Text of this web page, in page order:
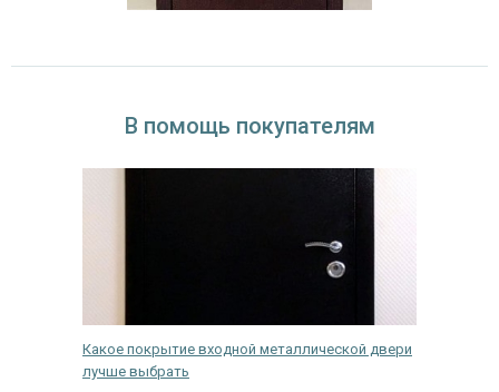
В помощь покупателям
Какое покрытие входной металлической двери
лучше выбрать